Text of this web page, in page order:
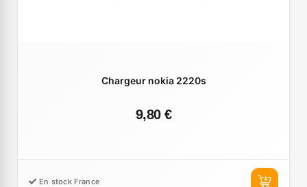
Chargeur nokia 2220s
9,80 €
En stock France